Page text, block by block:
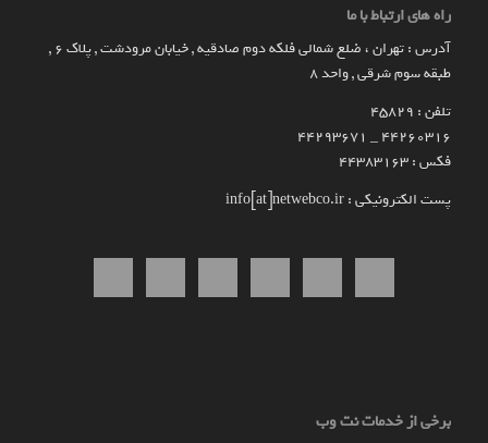
راه های ارتباط با ما
آدرس : تهران ، ضلع شمالی فلکه دوم صادقیه , خیابان مرودشت , پلاک ۶ ,
طبقه سوم شرقی , واحد ۸
تلفن : 45829
۴۴۲۶۰۳۱۶ _ 44293671
فکس : 44383163
پست الکترونیکی : info[at]netwebco.ir
برخی از خدمات نت وب